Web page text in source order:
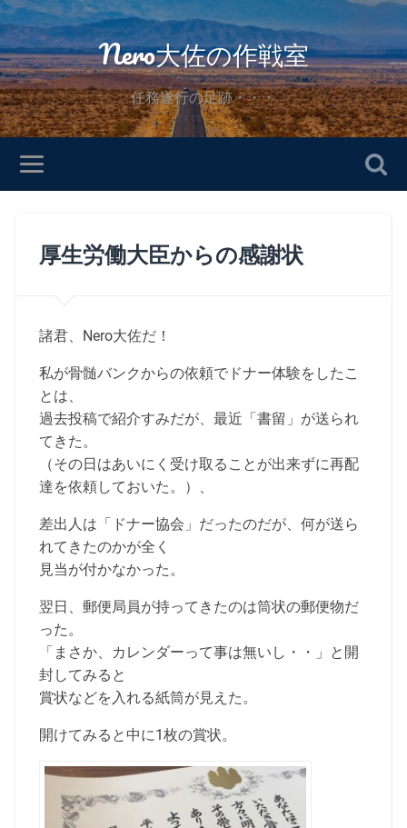
Nero大佐の作戦室
任務遂行の足跡・・・
厚生労働大臣からの感謝状
諸君、Nero大佐だ！
私が骨髄バンクからの依頼でドナー体験をしたこ
とは、
過去投稿で紹介すみだが、最近「書留」が送られ
てきた。
（その日はあいにく受け取ることが出来ずに再配
達を依頼しておいた。）、
差出人は「ドナー協会」だったのだが、何が送ら
れてきたのかが全く
見当が付かなかった。
翌日、郵便局員が持ってきたのは筒状の郵便物だ
った。
「まさか、カレンダーって事は無いし・・」と開
封してみると
賞状などを入れる紙筒が見えた。
開けてみると中に1枚の賞状。